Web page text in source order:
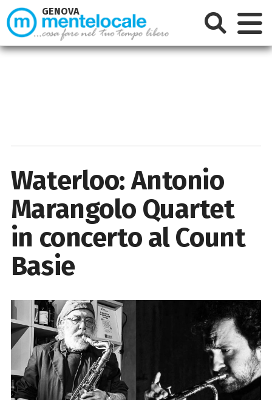
Waterloo: Antonio
Marangolo Quartet
in concerto al Count
Basie
GENOVA